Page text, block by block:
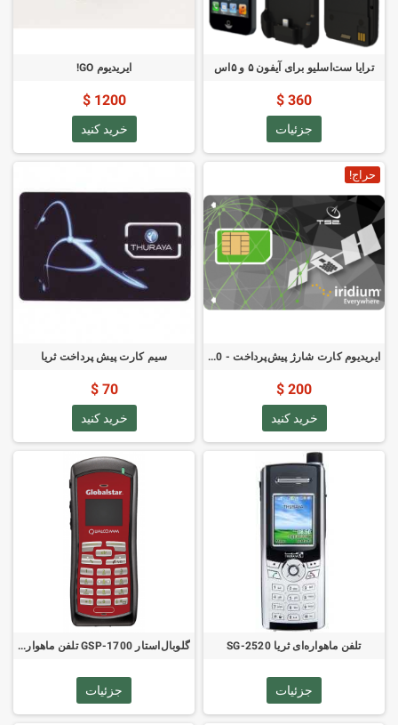
ترایا ست‌اسلیو برای آیفون ۵ و ۵اس
360 $
جزئیات
ایریدیوم GO!
1200 $
خرید کنید
حراج!
ایریدیوم کارت شارژ پیش‌پرداخت - 100 دقیقه - اعتبار یک‌ماهه
200 $
خرید کنید
سیم کارت پیش پرداخت ثریا
70 $
خرید کنید
تلفن ماهواره‌ای ثریا SG-2520
جزئیات
گلوبال‌استار GSP-1700 تلفن ماهواره‌ای
جزئیات